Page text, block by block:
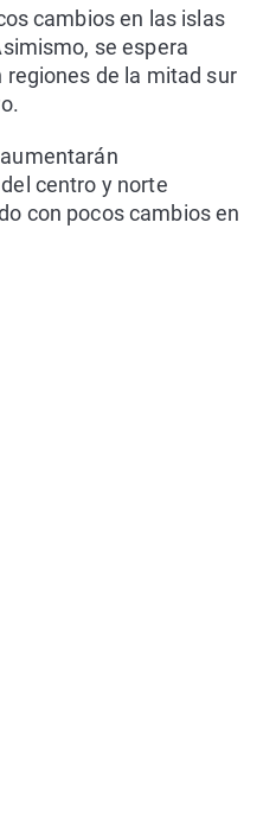
cambios en las islas
se espera
regiones de la mitad sur
centro y norte
con pocos cambios en